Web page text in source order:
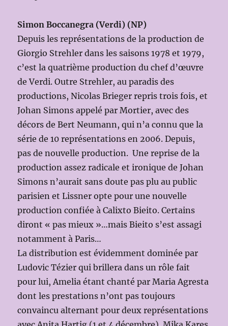
Simon Boccanegra (Verdi) (NP)
Depuis les représentations de la production de
Giorgio Strehler dans les saisons 1978 et 1979,
c’est la quatrième production du chef d’œuvre
de Verdi. Outre Strehler, au paradis des
productions, Nicolas Brieger repris trois fois, et
Johan Simons appelé par Mortier, avec des
décors de Bert Neumann, qui n’a connu que la
série de 10 représentations en 2006. Depuis,
pas de nouvelle production. Une reprise de la
production assez radicale et ironique de Johan
Simons n’aurait sans doute pas plu au public
parisien et Lissner opte pour une nouvelle
production confiée à Calixto Bieito. Certains
diront « pas mieux »…mais Bieito s’est assagi
notamment à Paris…
La distribution est évidemment dominée par
Ludovic Tézier qui brillera dans un rôle fait
pour lui, Amelia étant chanté par Maria Agresta
dont les prestations n’ont pas toujours
convaincu alternant pour deux représentations